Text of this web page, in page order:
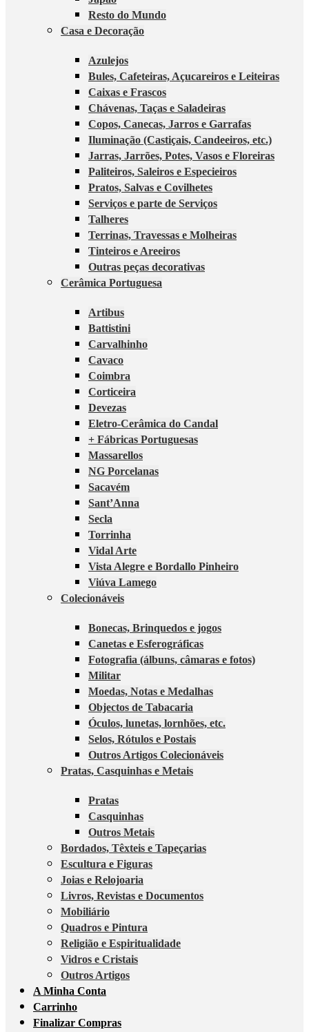
Resto do Mundo
Casa e Decoração
Azulejos
Bules, Cafeteiras, Açucareiros e Leiteiras
Caixas e Frascos
Chávenas, Taças e Saladeiras
Copos, Canecas, Jarros e Garrafas
Iluminação (Castiçais, Candeeiros, etc.)
Jarras, Jarrões, Potes, Vasos e Floreiras
Paliteiros, Saleiros e Especieiros
Pratos, Salvas e Covilhetes
Serviços e parte de Serviços
Talheres
Terrinas, Travessas e Molheiras
Tinteiros e Areeiros
Outras peças decorativas
Cerâmica Portuguesa
Artibus
Battistini
Carvalhinho
Cavaco
Coimbra
Corticeira
Devezas
Eletro-Cerâmica do Candal
+ Fábricas Portuguesas
Massarellos
NG Porcelanas
Sacavém
Sant’Anna
Secla
Torrinha
Vidal Arte
Vista Alegre e Bordallo Pinheiro
Viúva Lamego
Colecionáveis
Bonecas, Brinquedos e jogos
Canetas e Esferográficas
Fotografia (álbuns, câmaras e fotos)
Militar
Moedas, Notas e Medalhas
Objectos de Tabacaria
Óculos, lunetas, lornhões, etc.
Selos, Rótulos e Postais
Outros Artigos Colecionáveis
Pratas, Casquinhas e Metais
Pratas
Casquinhas
Outros Metais
Bordados, Têxteis e Tapeçarias
Escultura e Figuras
Joias e Relojoaria
Livros, Revistas e Documentos
Mobiliário
Quadros e Pintura
Religião e Espiritualidade
Vidros e Cristais
Outros Artigos
A Minha Conta
Carrinho
Finalizar Compras